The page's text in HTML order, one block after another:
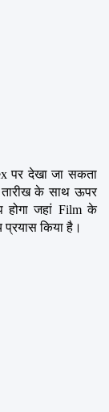
पर देखा जा सकता
तारीख के साथ ऊपर
होगा जहां Film के
किया है।